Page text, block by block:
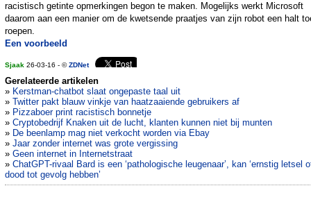
racistisch getinte opmerkingen begon te maken. Mogelijks werkt Microsoft
daarom aan een manier om de kwetsende praatjes van zijn robot een halt
roepen.
Een voorbeeld
Sjaak 26-03-16 - ©ZDNet
Gerelateerde artikelen
» Kerstman-chatbot slaat ongepaste taal uit
» Twitter pakt blauw vinkje van haatzaaiende gebruikers af
» Pizzaboer print racistisch bonnetje
» Cryptobedrijf Knaken uit de lucht, klanten kunnen niet bij munten
» De beenlamp mag niet verkocht worden via Ebay
» Jaar zonder internet was grote vergissing
» Geen internet in Internetstraat
» ChatGPT-rivaal Bard is een ‘pathologische leugenaar’, kan ‘ernstig letsel
dood tot gevolg hebben’